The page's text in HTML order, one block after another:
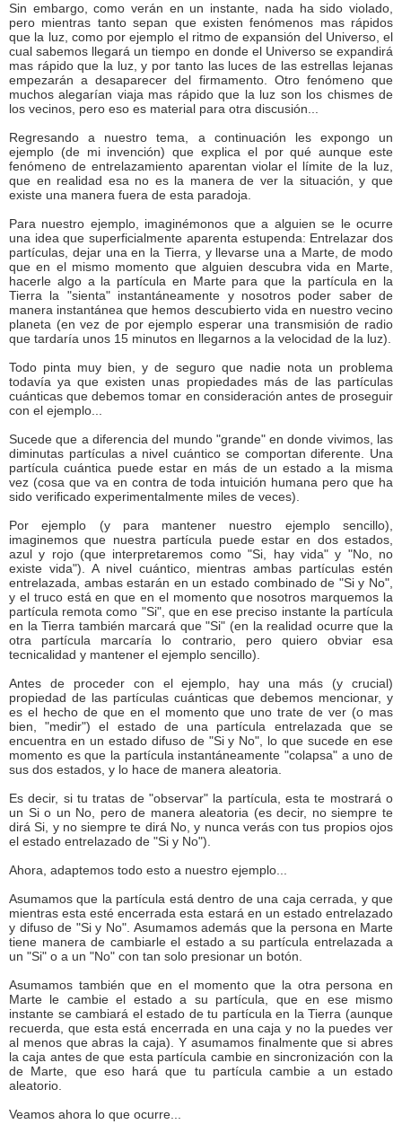
Sin embargo, como verán en un instante, nada ha sido violado,
pero mientras tanto sepan que existen fenómenos mas rápidos
que la luz, como por ejemplo el ritmo de expansión del Universo, el
cual sabemos llegará un tiempo en donde el Universo se expandirá
mas rápido que la luz, y por tanto las luces de las estrellas lejanas
empezarán a desaparecer del firmamento. Otro fenómeno que
muchos alegarían viaja mas rápido que la luz son los chismes de
los vecinos, pero eso es material para otra discusión...
Regresando a nuestro tema, a continuación les expongo un
ejemplo (de mi invención) que explica el por qué aunque este
fenómeno de entrelazamiento aparentan violar el límite de la luz,
que en realidad esa no es la manera de ver la situación, y que
existe una manera fuera de esta paradoja.
Para nuestro ejemplo, imaginémonos que a alguien se le ocurre
una idea que superficialmente aparenta estupenda: Entrelazar dos
partículas, dejar una en la Tierra, y llevarse una a Marte, de modo
que en el mismo momento que alguien descubra vida en Marte,
hacerle algo a la partícula en Marte para que la partícula en la
Tierra la "sienta" instantáneamente y nosotros poder saber de
manera instantánea que hemos descubierto vida en nuestro vecino
planeta (en vez de por ejemplo esperar una transmisión de radio
que tardaría unos 15 minutos en llegarnos a la velocidad de la luz).
Todo pinta muy bien, y de seguro que nadie nota un problema
todavía ya que existen unas propiedades más de las partículas
cuánticas que debemos tomar en consideración antes de proseguir
con el ejemplo...
Sucede que a diferencia del mundo "grande" en donde vivimos, las
diminutas partículas a nivel cuántico se comportan diferente. Una
partícula cuántica puede estar en más de un estado a la misma
vez (cosa que va en contra de toda intuición humana pero que ha
sido verificado experimentalmente miles de veces).
Por ejemplo (y para mantener nuestro ejemplo sencillo),
imaginemos que nuestra partícula puede estar en dos estados,
azul y rojo (que interpretaremos como "Si, hay vida" y "No, no
existe vida"). A nivel cuántico, mientras ambas partículas estén
entrelazada, ambas estarán en un estado combinado de "Si y No",
y el truco está en que en el momento que nosotros marquemos la
partícula remota como "Si", que en ese preciso instante la partícula
en la Tierra también marcará que "Si" (en la realidad ocurre que la
otra partícula marcaría lo contrario, pero quiero obviar esa
tecnicalidad y mantener el ejemplo sencillo).
Antes de proceder con el ejemplo, hay una más (y crucial)
propiedad de las partículas cuánticas que debemos mencionar, y
es el hecho de que en el momento que uno trate de ver (o mas
bien, "medir") el estado de una partícula entrelazada que se
encuentra en un estado difuso de "Si y No", lo que sucede en ese
momento es que la partícula instantáneamente "colapsa" a uno de
sus dos estados, y lo hace de manera aleatoria.
Es decir, si tu tratas de "observar" la partícula, esta te mostrará o
un Si o un No, pero de manera aleatoria (es decir, no siempre te
dirá Si, y no siempre te dirá No, y nunca verás con tus propios ojos
el estado entrelazado de "Si y No").
Ahora, adaptemos todo esto a nuestro ejemplo...
Asumamos que la partícula está dentro de una caja cerrada, y que
mientras esta esté encerrada esta estará en un estado entrelazado
y difuso de "Si y No". Asumamos además que la persona en Marte
tiene manera de cambiarle el estado a su partícula entrelazada a
un "Si" o a un "No" con tan solo presionar un botón.
Asumamos también que en el momento que la otra persona en
Marte le cambie el estado a su partícula, que en ese mismo
instante se cambiará el estado de tu partícula en la Tierra (aunque
recuerda, que esta está encerrada en una caja y no la puedes ver
al menos que abras la caja). Y asumamos finalmente que si abres
la caja antes de que esta partícula cambie en sincronización con la
de Marte, que eso hará que tu partícula cambie a un estado
aleatorio.
Veamos ahora lo que ocurre...